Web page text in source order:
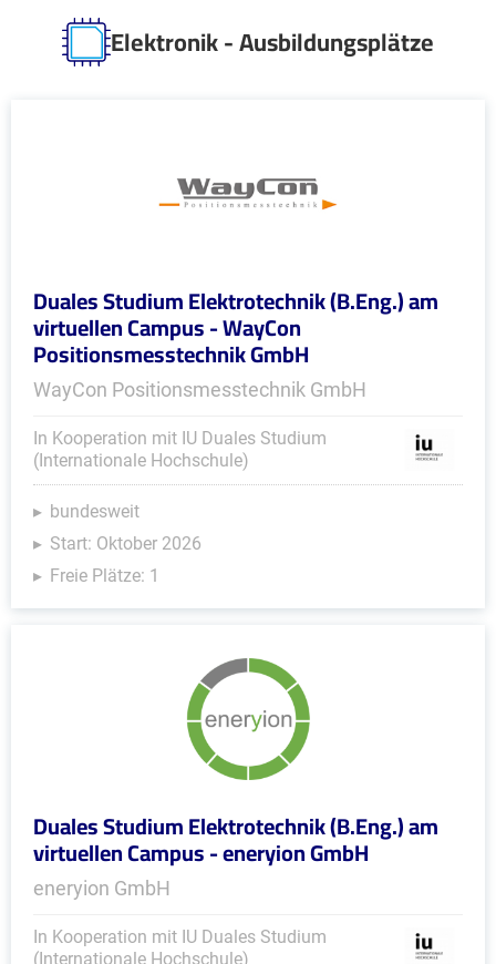
Elektronik - Ausbildungsplätze
Duales Studium Elektrotechnik (B.Eng.) am
virtuellen Campus - WayCon
Positionsmesstechnik GmbH
WayCon Positionsmesstechnik GmbH
In Kooperation mit IU Duales Studium
(Internationale Hochschule)
bundesweit
Start: Oktober 2026
Freie Plätze: 1
Duales Studium Elektrotechnik (B.Eng.) am
virtuellen Campus - eneryion GmbH
eneryion GmbH
In Kooperation mit IU Duales Studium
(Internationale Hochschule)